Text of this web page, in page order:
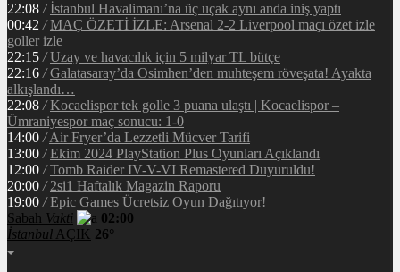
22:08 / İstanbul Havalimanı’na üç uçak aynı anda iniş yaptı
00:42 / MAÇ ÖZETİ İZLE: Arsenal 2-2 Liverpool maçı özet izle
goller izle
22:15 / Uzay ve havacılık için 5 milyar TL bütçe
22:16 / Galatasaray’da Osimhen’den muhteşem röveşata! Ayakta
alkışlandı…
22:08 / Kocaelispor tek golle 3 puana ulaştı | Kocaelispor –
Ümraniyespor maç sonucu: 1-0
14:00 / Air Fryer’da Lezzetli Mücver Tarifi
13:00 / Ekim 2024 PlayStation Plus Oyunları Açıklandı
12:00 / Tomb Raider IV-V-VI Remastered Duyuruldu!
20:00 / 2si1 Haftalık Magazin Raporu
19:00 / Epic Games Ücretsiz Oyun Dağıtıyor!
Sabah Vakti
02:00
İstanbul AÇIK 26°